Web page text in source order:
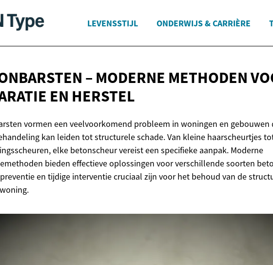
LEVENSSTIJL ONDERWIJS & CARRIÈRE
– MODERNE METHODEN
EN HERSTEL
vormen een veelvoorkomend probleem in woningen en gebouwen
kan leiden tot structurele schade. Van kleine haarscheurtjes
elke betonscheur vereist een specifieke aanpak. Moderne
bieden effectieve oplossingen voor verschillende soorten
en tijdige interventie cruciaal zijn voor het behoud van de